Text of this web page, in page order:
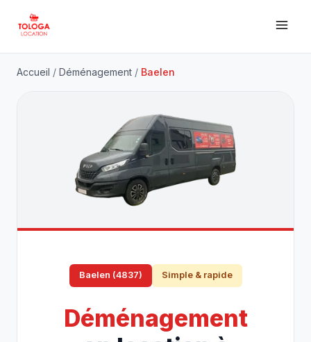
Accueil / Déménagement / Baelen
Baelen (4837) Simple & rapide
Déménagement